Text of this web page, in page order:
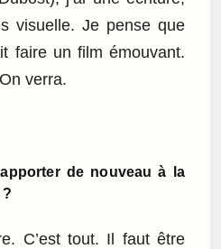
visuelle. Je pense que
faire un film émouvant.
verra.
de nouveau à la
C’est tout. Il faut être